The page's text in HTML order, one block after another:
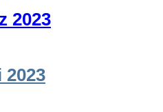
2023
2023